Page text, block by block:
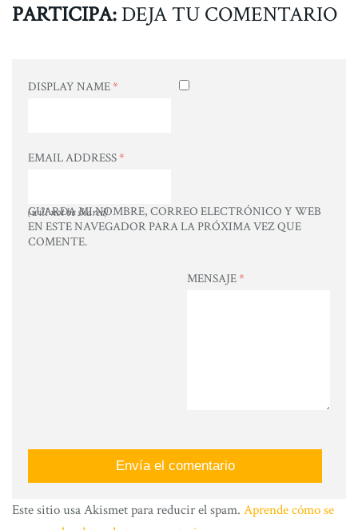
PARTICIPA: DEJA TU COMENTARIO
DISPLAY NAME*
EMAIL ADDRESS*
(will not be shared)
GUARDA MI NOMBRE, CORREO ELECTRÓNICO Y WEB
EN ESTE NAVEGADOR PARA LA PRÓXIMA VEZ QUE
COMENTE.
MENSAJE*
Este sitio usa Akismet para reducir el spam. Aprende cómo se